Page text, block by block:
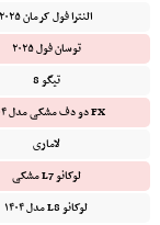
النترا فول کرمان ۲۰۲۵
توسان فول ۲۰۲۵
تیگو 8
FX دو دف مشکی مدل ۱۴۰۴
لاماری
لوکانو L7 مشکی
لوکانو L8 مدل ۱۴۰۴